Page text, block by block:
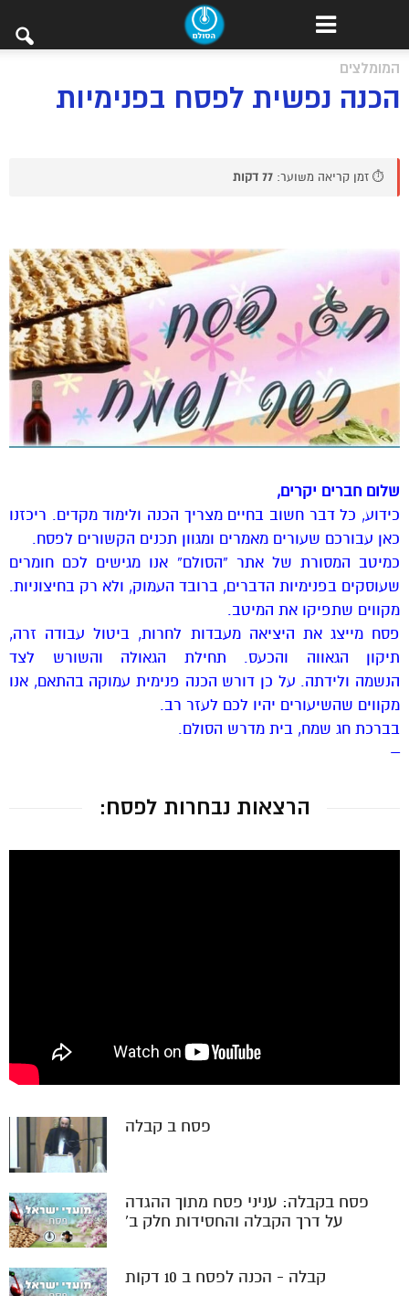
המומלצים
הכנה נפשית לפסח בפנימיות
⏱️ זמן קריאה משוער: 77 דקות
שלום חברים יקרים,
כידוע, כל דבר חשוב בחיים מצריך הכנה ולימוד מקדים. ריכזנו
כאן עבורכם שעורים מאמרים ומגוון תכנים הקשורים לפסח.
כמיטב המסורת של אתר “הסולם” אנו מגישים לכם חומרים
שעוסקים בפנימיות הדברים, ברובד העמוק, ולא רק בחיצוניות.
מקווים שתפיקו את המיטב.
פסח מייצג את היציאה מעבדות לחרות, ביטול עבודה זרה,
תיקון הגאווה והכעס. תחילת הגאולה והשורש לצד
הנשמה ולידתה. על כן דורש הכנה פנימית עמוקה בהתאם, אנו
מקווים שהשיעורים יהיו לכם לעזר רב.
בברכת חג שמח, בית מדרש הסולם.
–
הרצאות נבחרות לפסח:
פסח ב קבלה
פסח בקבלה: עניני פסח מתוך ההגדה
על דרך הקבלה והחסידות חלק ב'
קבלה - הכנה לפסח ב 10 דקות